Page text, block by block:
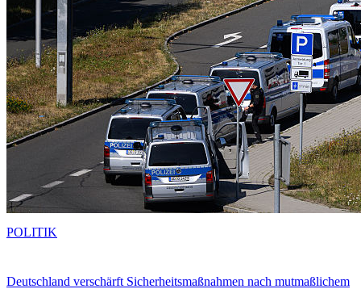
Deutschland verschärft Sicherheitsmaßnahmen nach mutmaßlichem
POLITIK